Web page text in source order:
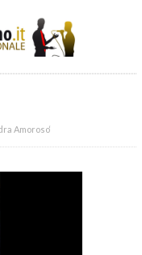
Amoroso‘